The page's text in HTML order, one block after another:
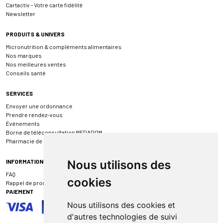
Nous utilisons des
cookies
Nous utilisons des cookies et
d'autres technologies de suivi
Cartactiv – Votre carte fidélité
Newsletter
PRODUITS & UNIVERS
Micronutrition & compléments alimentaires
Nos marques
Nos meilleures ventes
Conseils santé
SERVICES
Envoyer une ordonnance
Prendre rendez-vous
Événements
Borne de téléconsultation MEDADOM
Pharmacie de garde
INFORMATIONS
FAQ
Rappel de produit
PAIEMENT